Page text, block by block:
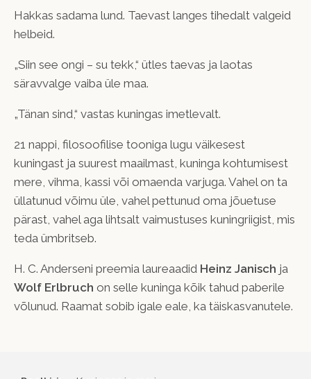
Hakkas sadama lund. Taevast langes tihedalt valgeid
helbeid.
„Siin see ongi – su tekk,“ ütles taevas ja laotas
säravvalge vaiba üle maa.
„Tänan sind,“ vastas kuningas imetlevalt.
21 nappi, filosoofilise tooniga lugu väikesest
kuningast ja suurest maailmast, kuninga kohtumisest
mere, vihma, kassi või omaenda varjuga. Vahel on ta
üllatunud võimu üle, vahel pettunud oma jõuetuse
pärast, vahel aga lihtsalt vaimustuses kuningriigist, mis
teda ümbritseb.
H. C. Anderseni preemia laureaadid Heinz Janisch ja
Wolf Erlbruch on selle kuninga kõik tahud paberile
võlunud. Raamat sobib igale eale, ka täiskasvanutele.